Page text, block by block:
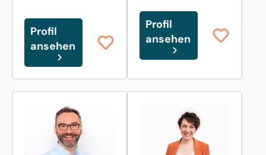
Profil
ansehen
Profil
ansehen